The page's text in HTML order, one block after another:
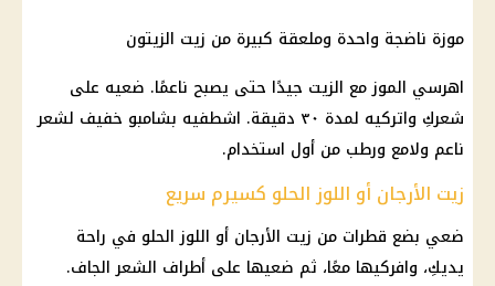
موزة ناضجة واحدة وملعقة كبيرة من زيت الزيتون
اهرسي الموز مع الزيت جيدًا حتى يصبح ناعمًا. ضعيه على
شعركِ واتركيه لمدة ٣٠ دقيقة. اشطفيه بشامبو خفيف لشعر
ناعم ولامع ورطب من أول استخدام.
زيت الأرجان أو اللوز الحلو كسيرم سريع
ضعي بضع قطرات من زيت الأرجان أو اللوز الحلو في راحة
يديكِ، وافركيها معًا، ثم ضعيها على أطراف الشعر الجاف.